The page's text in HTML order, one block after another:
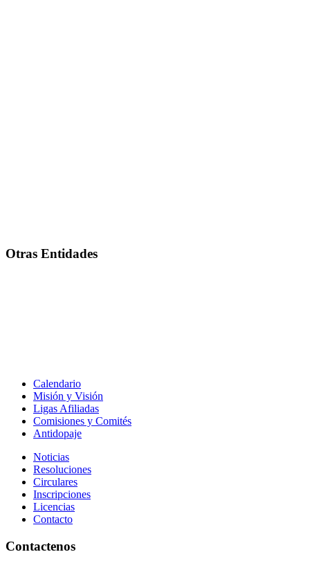
Otras Entidades
Calendario
Misión y Visión
Ligas Afiliadas
Comisiones y Comités
Antidopaje
Noticias
Resoluciones
Circulares
Inscripciones
Licencias
Contacto
Contactenos